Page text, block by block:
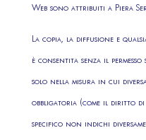
Web sono attribuiti a Piera
La copia, la diffusione e
è consentita senza il
solo nella misura in cui
obbligatoria (come il diritto
specifico non indichi